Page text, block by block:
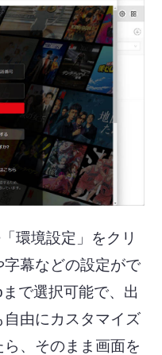
環境設定」をクリ
幕などの設定がで
で選択可能で、出
由にカスタマイズ
、そのまま画面を